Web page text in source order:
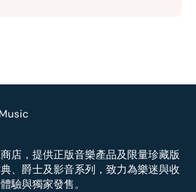
店，提供正版音樂產品及限量珍藏版
、爵士及影音系列，致力為樂迷與收
驗與獨家發售。